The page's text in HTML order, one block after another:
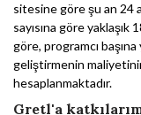
sitesine göre şu an 24
sayısına göre yaklaşık
göre, programcı başına
geliştirmenin
hesaplanmaktadır.
Gretl'a